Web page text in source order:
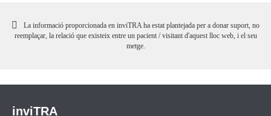
La informació proporcionada en inviTRA ha estat plantejada per a donar suport, no
reemplaçar, la relació que existeix entre un pacient / visitant d'aquest lloc web, i el seu
metge.
inviTRA